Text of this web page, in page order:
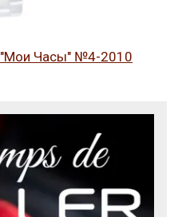
"Мои Часы" №4-2010